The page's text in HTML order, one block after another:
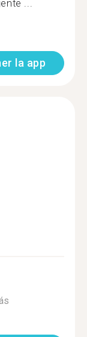
...
la app